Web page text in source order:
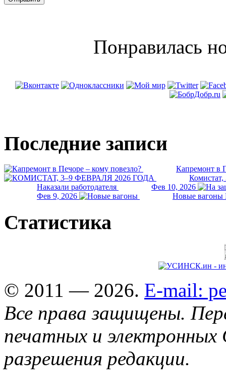
Понравилась
Последние записи
Капремонт в
Комистат,
Наказали работодателя
Фев 10, 2026
Фев 9, 2026
Новые вагоны
Статистика
© 2011 — 2026. E-mail:
Все права защищены.
печатных и
разрешения редакции.